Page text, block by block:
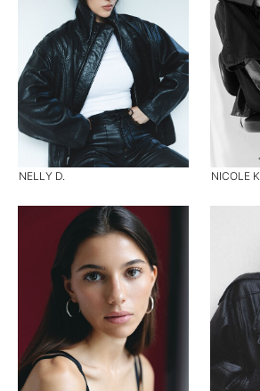
NELLY D. NICOLE K.